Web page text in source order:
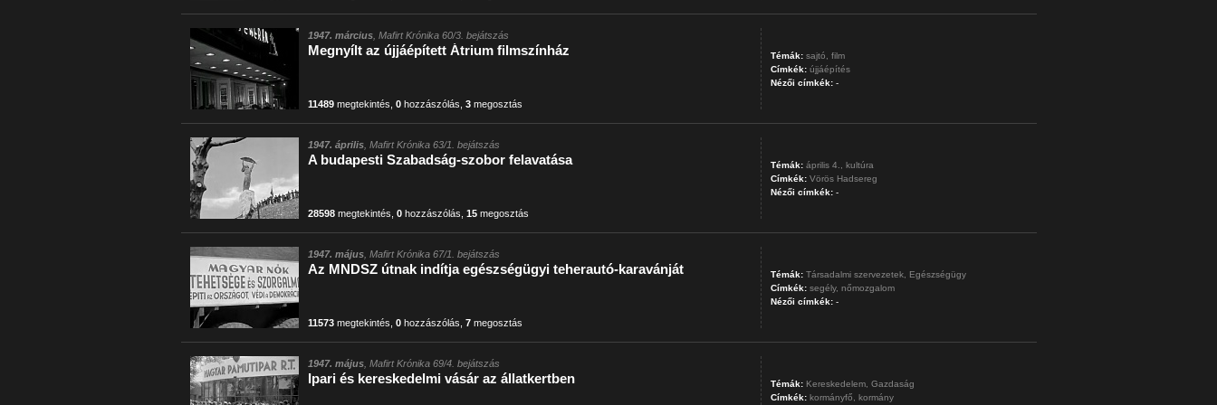
1947. március, Mafirt Krónika 60/3. bejátszás
Megnyílt az újjáépített Átrium filmszínház
11489megtekintés 0hozzászólás 3megosztás
Témák: sajtó,
film
Címkék: újjáépítés
Nézői címkék:-
1947. április, Mafirt Krónika 63/1. bejátszás
A budapesti Szabadság-szobor felavatása
28598megtekintés 0hozzászólás 15megosztás
Témák: április 4.,
kultúra
Címkék: Vörös Hadsereg
Nézői címkék:-
1947. május, Mafirt Krónika 67/1. bejátszás
Az MNDSZ útnak indítja egészségügyi teherautó-karavánját
11573megtekintés 0hozzászólás 7megosztás
Témák: Társadalmi szervezetek,
Egészségügy
Címkék: segély, nőmozgalom
Nézői címkék:-
1947. május, Mafirt Krónika 69/4. bejátszás
Ipari és kereskedelmi vásár az állatkertben Témák: Kereskedelem, Gazdaság
Címkék: kormányfő, kormány